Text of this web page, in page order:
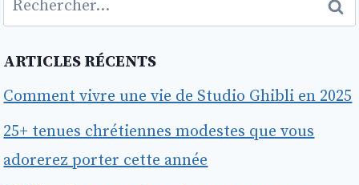
ARTICLES RÉCENTS
Comment vivre une vie de Studio Ghibli en 2025
25+ tenues chrétiennes modestes que vous
adorerez porter cette année